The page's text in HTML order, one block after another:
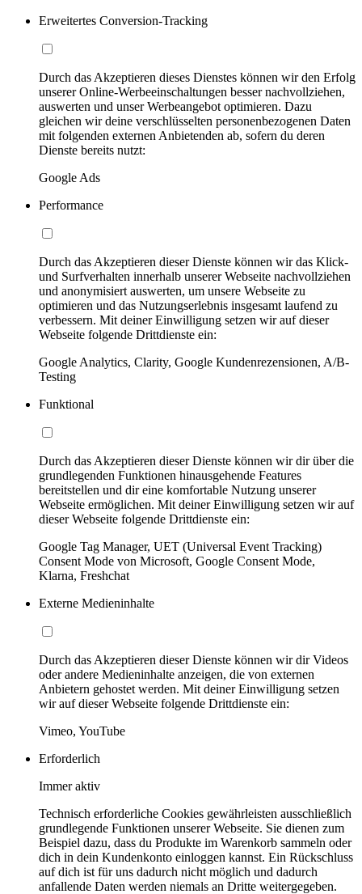
Erweitertes Conversion-Tracking
Durch das Akzeptieren dieses Dienstes können wir den Erfolg
unserer Online-Werbeeinschaltungen besser nachvollziehen,
auswerten und unser Werbeangebot optimieren. Dazu
gleichen wir deine verschlüsselten personenbezogenen Daten
mit folgenden externen Anbietenden ab, sofern du deren
Dienste bereits nutzt:
Google Ads
Performance
Durch das Akzeptieren dieser Dienste können wir das Klick-
und Surfverhalten innerhalb unserer Webseite nachvollziehen
und anonymisiert auswerten, um unsere Webseite zu
optimieren und das Nutzungserlebnis insgesamt laufend zu
verbessern. Mit deiner Einwilligung setzen wir auf dieser
Webseite folgende Drittdienste ein:
Google Analytics, Clarity, Google Kundenrezensionen, A/B-
Testing
Funktional
Durch das Akzeptieren dieser Dienste können wir dir über die
grundlegenden Funktionen hinausgehende Features
bereitstellen und dir eine komfortable Nutzung unserer
Webseite ermöglichen. Mit deiner Einwilligung setzen wir auf
dieser Webseite folgende Drittdienste ein:
Google Tag Manager, UET (Universal Event Tracking)
Consent Mode von Microsoft, Google Consent Mode,
Klarna, Freshchat
Externe Medieninhalte
Durch das Akzeptieren dieser Dienste können wir dir Videos
oder andere Medieninhalte anzeigen, die von externen
Anbietern gehostet werden. Mit deiner Einwilligung setzen
wir auf dieser Webseite folgende Drittdienste ein:
Vimeo, YouTube
Erforderlich
Immer aktiv
Technisch erforderliche Cookies gewährleisten ausschließlich
grundlegende Funktionen unserer Webseite. Sie dienen zum
Beispiel dazu, dass du Produkte im Warenkorb sammeln oder
dich in dein Kundenkonto einloggen kannst. Ein Rückschluss
auf dich ist für uns dadurch nicht möglich und dadurch
anfallende Daten werden niemals an Dritte weitergegeben.